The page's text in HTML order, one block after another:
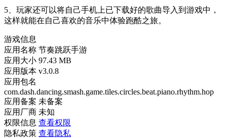
5、玩家还可以将自己手机上已下载好的歌曲导入到游戏中，
这样就能在自己喜欢的音乐中体验跑酷之旅。
游戏信息
应用名称 节奏跳跃手游
应用大小 97.43 MB
应用版本 v3.0.8
应用包名
com.dash.dancing.smash.game.tiles.circles.beat.piano.rhythm.hop
应用备案 未备案
应用厂商 未知
权限信息 查看权限
隐私政策 查看隐私